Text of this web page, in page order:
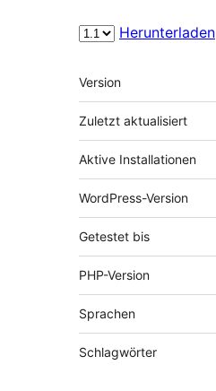
Herunterladen
Meta
Version
Zuletzt aktualisiert
Aktive Installationen
WordPress-Version
Getestet bis
PHP-Version
Sprachen
Schlagwörter